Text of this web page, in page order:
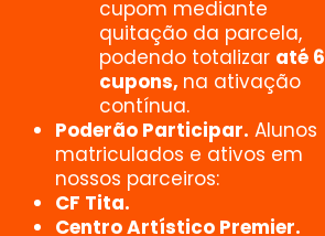
cupom mediante
quitação da parcela,
podendo totalizar até 6
cupons, na ativação
contínua.
Poderão Participar. Alunos
matriculados e ativos em
nossos parceiros:
CF Tita.
Centro Artístico Premier.